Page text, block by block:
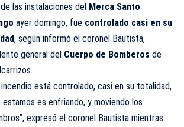
las instalaciones del Merca Santo
ayer domingo, fue controlado casi en su
, según informó el coronel Bautista,
general del Cuerpo de Bomberos de
incendio está controlado, casi en su totalidad,
estamos es enfriando, y moviendo los
expresó el coronel Bautista mientras